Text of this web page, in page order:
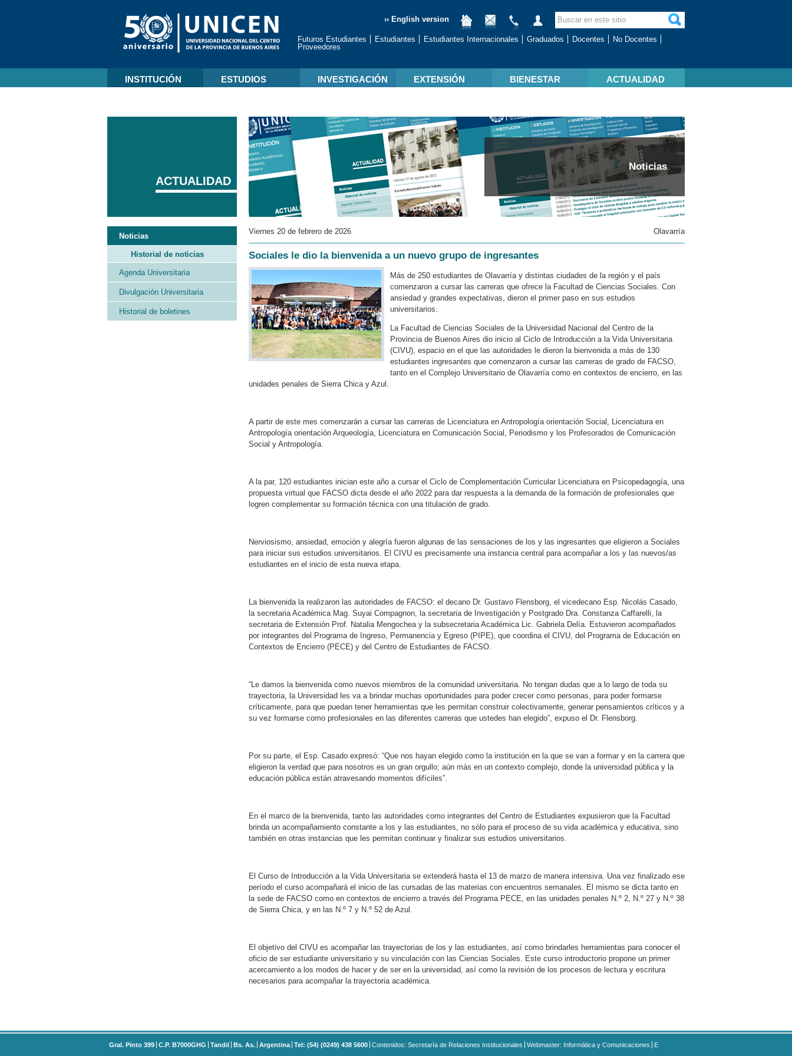
›› English version
Futuros Estudiantes Estudiantes Estudiantes Internacionales Graduados Docentes
No Docentes
Proveedores
INSTITUCIÓN ESTUDIOS INVESTIGACIÓN EXTENSIÓN BIENESTAR ACTUALIDAD
Noticias
Viernes 20 de febrero de 2026 Olavarría
Sociales le dio la bienvenida a un nuevo grupo de ingresantes
Más de 250 estudiantes de Olavarría y distintas ciudades de la región y el país
comenzaron a cursar las carreras que ofrece la Facultad de Ciencias Sociales. Con
ansiedad y grandes expectativas, dieron el primer paso en sus estudios
universitarios.
La Facultad de Ciencias Sociales de la Universidad Nacional del Centro de la
Provincia de Buenos Aires dio inicio al Ciclo de Introducción a la Vida Universitaria
(CIVU), espacio en el que las autoridades le dieron la bienvenida a más de 130
estudiantes ingresantes que comenzaron a cursar las carreras de grado de FACSO,
tanto en el Complejo Universitario de Olavarría como en contextos de encierro, en las
unidades penales de Sierra Chica y Azul.
A partir de este mes comenzarán a cursar las carreras de Licenciatura en Antropología orientación Social, Licenciatura en
Antropología orientación Arqueología, Licenciatura en Comunicación Social, Periodismo y los Profesorados de Comunicación
Social y Antropología.
A la par, 120 estudiantes inician este año a cursar el Ciclo de Complementación Curricular Licenciatura en Psicopedagogía, una
propuesta virtual que FACSO dicta desde el año 2022 para dar respuesta a la demanda de la formación de profesionales que
logren complementar su formación técnica con una titulación de grado.
Nerviosismo, ansiedad, emoción y alegría fueron algunas de las sensaciones de los y las ingresantes que eligieron a Sociales
para iniciar sus estudios universitarios. El CIVU es precisamente una instancia central para acompañar a los y las nuevos/as
estudiantes en el inicio de esta nueva etapa.
La bienvenida la realizaron las autoridades de FACSO: el decano Dr. Gustavo Flensborg, el vicedecano Esp. Nicolás Casado,
la secretaria Académica Mag. Suyai Compagnon, la secretaria de Investigación y Postgrado Dra. Constanza Caffarelli, la
secretaria de Extensión Prof. Natalia Mengochea y la subsecretaria Académica Lic. Gabriela Delía. Estuvieron acompañados
por integrantes del Programa de Ingreso, Permanencia y Egreso (PIPE), que coordina el CIVU, del Programa de Educación en
Contextos de Encierro (PECE) y del Centro de Estudiantes de FACSO.
“Le damos la bienvenida como nuevos miembros de la comunidad universitaria. No tengan dudas que a lo largo de toda su
trayectoria, la Universidad les va a brindar muchas oportunidades para poder crecer como personas, para poder formarse
críticamente, para que puedan tener herramientas que les permitan construir colectivamente, generar pensamientos críticos y a
su vez formarse como profesionales en las diferentes carreras que ustedes han elegido”, expuso el Dr. Flensborg.
Por su parte, el Esp. Casado expresó: “Que nos hayan elegido como la institución en la que se van a formar y en la carrera que
eligieron la verdad que para nosotros es un gran orgullo; aún más en un contexto complejo, donde la universidad pública y la
educación pública están atravesando momentos difíciles”.
En el marco de la bienvenida, tanto las autoridades como integrantes del Centro de Estudiantes expusieron que la Facultad
brinda un acompañamiento constante a los y las estudiantes, no sólo para el proceso de su vida académica y educativa, sino
también en otras instancias que les permitan continuar y finalizar sus estudios universitarios.
El Curso de Introducción a la Vida Universitaria se extenderá hasta el 13 de marzo de manera intensiva. Una vez finalizado ese
período el curso acompañará el inicio de las cursadas de las materias con encuentros semanales. El mismo se dicta tanto en
la sede de FACSO como en contextos de encierro a través del Programa PECE, en las unidades penales N.º 2, N.º 27 y N.º 38
de Sierra Chica, y en las N.º 7 y N.º 52 de Azul.
El objetivo del CIVU es acompañar las trayectorias de los y las estudiantes, así como brindarles herramientas para conocer el
oficio de ser estudiante universitario y su vinculación con las Ciencias Sociales. Este curso introductorio propone un primer
acercamiento a los modos de hacer y de ser en la universidad, así como la revisión de los procesos de lectura y escritura
necesarios para acompañar la trayectoria académica.
ACTUALIDAD
Noticias
Historial de noticias
Agenda Universitaria
Divulgación Universitaria
Historial de boletines
Gral. Pinto 399 C.P. B7000GHG Tandil Bs. As. Argentina Tel: (54) (0249) 438 5600 Contenidos: Secretaría de Relaciones Institucionales Webmaster: Informática y Comunicaciones E